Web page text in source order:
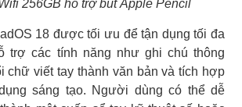
256GB hỗ trợ bút Apple Pencil
18 được tối ưu để tận dụng tối đa
trợ các tính năng như ghi chú thông
chữ viết tay thành văn bản và tích hợp
sáng tạo. Người dùng có thể dễ